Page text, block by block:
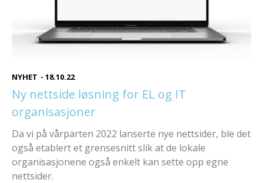
NYHET - 18.10.22
Ny nettside løsning for EL og IT
organisasjoner
Da vi på vårparten 2022 lanserte nye nettsider, ble det
også etablert et grensesnitt slik at de lokale
organisasjonene også enkelt kan sette opp egne
nettsider.